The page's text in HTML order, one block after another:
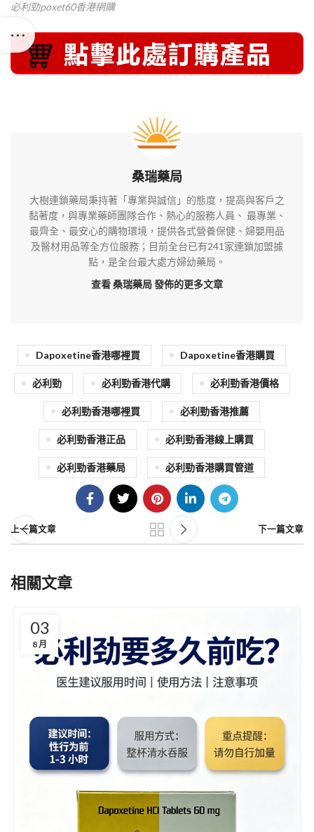
必利勁poxet60香港網購
桑瑞藥局
大樹連鎖藥局秉持著「專業與誠信」的態度，提高與客戶之
黏著度，與專業藥師團隊合作、熱心的服務人員、 最專業、
最齊全、最安心的購物環境，提供各式營養保健、婦嬰用品
及醫材用品等全方位服務；目前全台已有241家連鎖加盟據
點，是全台最大處方婦幼藥局。
查看 桑瑞藥局發佈的更多文章
Dapoxetine香港哪裡買 Dapoxetine香港購買
必利勁 必利勁香港代購 必利勁香港價格
必利勁香港哪裡買 必利勁香港推薦
必利勁香港正品 必利勁香港線上購買
必利勁香港藥局 必利勁香港購買管道
上一篇文章 下一篇文章
相關文章
03
8 月